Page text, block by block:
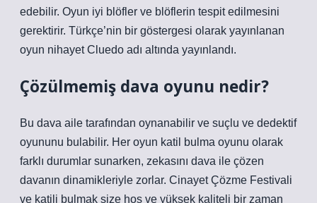
edebilir. Oyun iyi blöfler ve blöflerin tespit edilmesini
gerektirir. Türkçe’nin bir göstergesi olarak yayınlanan
oyun nihayet Cluedo adı altında yayınlandı.
Çözülmemiş dava oyunu nedir?
Bu dava aile tarafından oynanabilir ve suçlu ve dedektif
oyununu bulabilir. Her oyun katil bulma oyunu olarak
farklı durumlar sunarken, zekasını dava ile çözen
davanın dinamikleriyle zorlar. Cinayet Çözme Festivali
ve katili bulmak size hoş ve yüksek kaliteli bir zaman